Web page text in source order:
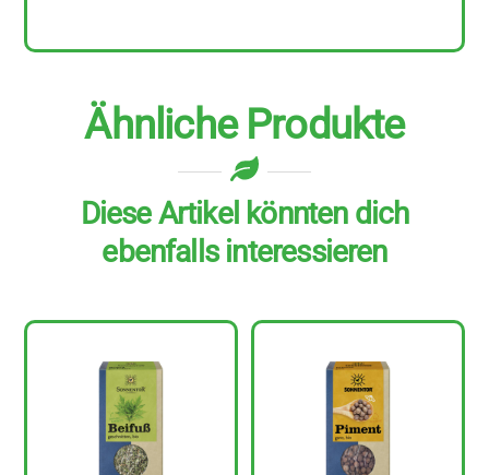
Ähnliche Produkte
Diese Artikel könnten dich
ebenfalls interessieren